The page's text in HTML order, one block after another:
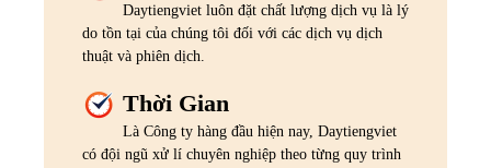
Daytiengviet luôn đặt chất lượng dịch vụ là lý
do tồn tại của chúng tôi đối với các dịch vụ dịch
thuật và phiên dịch.
Thời Gian
Là Công ty hàng đầu hiện nay, Daytiengviet
có đội ngũ xử lí chuyên nghiệp theo từng quy trình